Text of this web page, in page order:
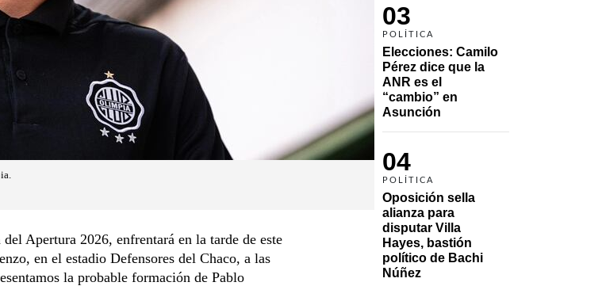
03
POLÍTICA
Elecciones: Camilo
Pérez dice que la
ANR es el
“cambio” en
Asunción
04
POLÍTICA
Oposición sella
alianza para
disputar Villa
Hayes, bastión
político de Bachi
Núñez
Apertura 2026, enfrentará en la tarde de este
en el estadio Defensores del Chaco, a las
la probable formación de Pablo